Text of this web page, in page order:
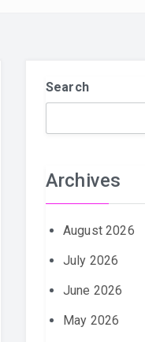
Search
Archives
August 2026
July 2026
June 2026
May 2026